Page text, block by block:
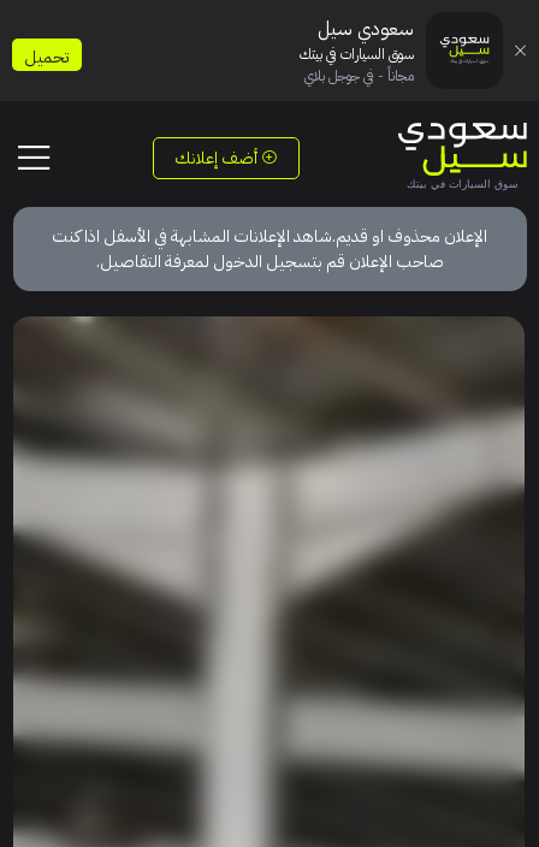
أضف إعلانك
الإعلان محذوف او قديم.شاهد الإعلانات المشابهة في الأسفل اذا كنت
صاحب الإعلان قم بتسجيل الدخول لمعرفة التفاصيل.
سعودي سيل
سوق السيارات في بيتك
مجاناً - في جوجل بلاي
تحميل